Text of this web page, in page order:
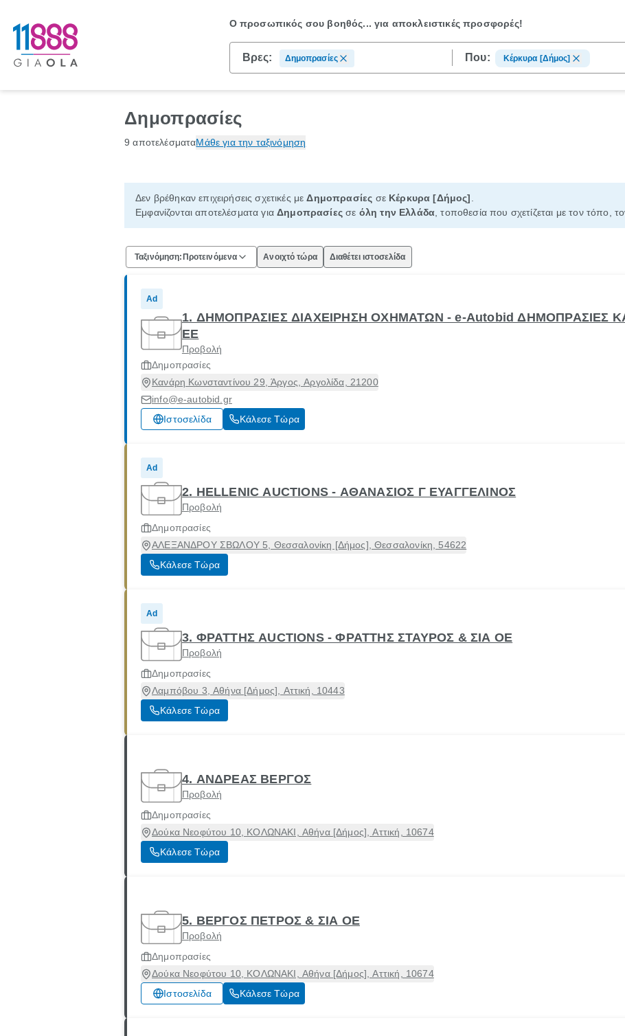
Ο προσωπικός σου βοηθός...για αποκλειστικές προσφορές!
Βρες: Δημοπρασίες Που: Κέρκυρα [Δήμος]
Δημοπρασίες
9 αποτελέσματαΜάθε για την ταξινόμηση
Δεν βρέθηκαν επιχειρήσεις σχετικές μεΔημοπρασίες σε Κέρκυρα [Δήμος]
Εμφανίζονται αποτελέσματα γιαΔημοπρασίεςσε όλη την Ελλάδα , τοποθεσία που σχετίζεται με τον τόπο,
Ταξινόμηση: Προτεινόμενα Ανοιχτό τώρα Διαθέτει ιστοσελίδα
Ad
1. ΔΗΜΟΠΡΑΣΙΕΣ ΔΙΑΧΕΙΡΗΣΗ ΟΧΗΜΑΤΩΝ - e-Autobid ΔΗΜΟΠΡΑΣΙΕΣ
ΕΕ
Προβολή
Δημοπρασίες
Κανάρη Κωνσταντίνου 29, Άργος, Αργολίδα, 21200
info@e-autobid.gr
Ιστοσελίδα
Κάλεσε Τώρα
Ad
2. HELLENIC AUCTIONS - ΑΘΑΝΑΣΙΟΣ Γ ΕΥΑΓΓΕΛΙΝΟΣ
Προβολή
Δημοπρασίες
ΑΛΕΞΑΝΔΡΟΥ ΣΒΩΛΟΥ 5, Θεσσαλονίκη [Δήμος], Θεσσαλονίκη, 54622
Κάλεσε Τώρα
Ad
3. ΦΡΑΤΤΗΣ AUCTIONS - ΦΡΑΤΤΗΣ ΣΤΑΥΡΟΣ & ΣΙΑ ΟΕ
Προβολή
Δημοπρασίες
Λαμπόβου 3, Αθήνα [Δήμος], Αττική, 10443
Κάλεσε Τώρα
4. ΑΝΔΡΕΑΣ ΒΕΡΓΟΣ
Προβολή
Δημοπρασίες
Δούκα Νεοφύτου 10, ΚΟΛΩΝΑΚΙ, Αθήνα [Δήμος], Αττική, 10674
Κάλεσε Τώρα
5. ΒΕΡΓΟΣ ΠΕΤΡΟΣ & ΣΙΑ ΟΕ
Προβολή
Δημοπρασίες
Δούκα Νεοφύτου 10, ΚΟΛΩΝΑΚΙ, Αθήνα [Δήμος], Αττική, 10674
Ιστοσελίδα
Κάλεσε Τώρα